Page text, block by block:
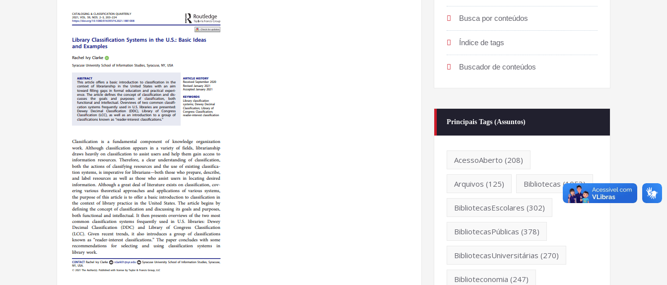
Busca por conteúdos
Índice de tags
Buscador de conteúdos
Principais Tags (Assuntos)
AcessoAberto (208)
Arquivos (125) Bibliotecas (1053)
BibliotecasEscolares (302)
BibliotecasPúblicas (378)
BibliotecasUniversitárias (270)
Biblioteconomia (247)